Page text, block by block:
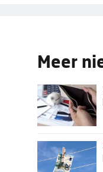
Meer